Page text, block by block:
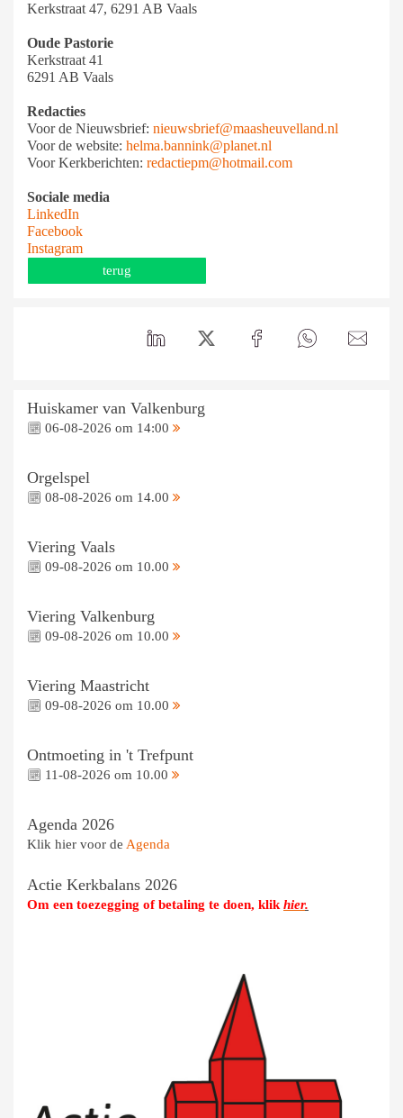
Kerkstraat 47, 6291 AB Vaals
Oude Pastorie
Kerkstraat 41
6291 AB Vaals
Redacties
Voor de Nieuwsbrief: nieuwsbrief@maasheuvelland.nl
Voor de website: helma.bannink@planet.nl
Voor Kerkberichten: redactiepm@hotmail.com
Sociale media
LinkedIn
Facebook
Instagram
terug
Huiskamer van Valkenburg
06-08-2026 om 14:00
Orgelspel
08-08-2026 om 14.00
Viering Vaals
09-08-2026 om 10.00
Viering Valkenburg
09-08-2026 om 10.00
Viering Maastricht
09-08-2026 om 10.00
Ontmoeting in 't Trefpunt
11-08-2026 om 10.00
Agenda 2026
Klik hier voor de Agenda
Actie Kerkbalans 2026
Om een toezegging of betaling te doen, klik hier.